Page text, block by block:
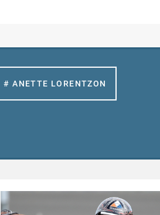
# ANETTE LORENTZON